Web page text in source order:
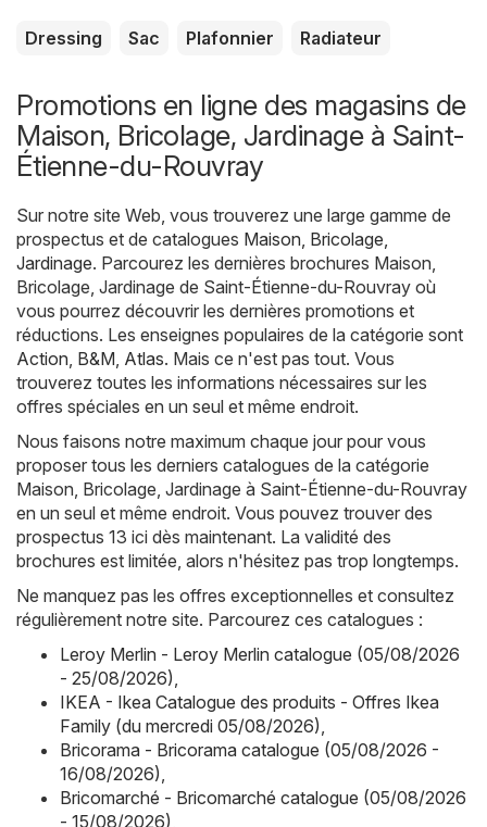
Dressing Sac Plafonnier Radiateur
Promotions en ligne des magasins de
Maison, Bricolage, Jardinage à Saint-
Étienne-du-Rouvray
Sur notre site Web, vous trouverez une large gamme de
prospectus et de catalogues Maison, Bricolage,
Jardinage. Parcourez les dernières brochures Maison,
Bricolage, Jardinage de Saint-Étienne-du-Rouvray où
vous pourrez découvrir les dernières promotions et
réductions. Les enseignes populaires de la catégorie sont
Action, B&M, Atlas. Mais ce n'est pas tout. Vous
trouverez toutes les informations nécessaires sur les
offres spéciales en un seul et même endroit.
Nous faisons notre maximum chaque jour pour vous
proposer tous les derniers catalogues de la catégorie
Maison, Bricolage, Jardinage à Saint-Étienne-du-Rouvray
en un seul et même endroit. Vous pouvez trouver des
prospectus 13 ici dès maintenant. La validité des
brochures est limitée, alors n'hésitez pas trop longtemps.
Ne manquez pas les offres exceptionnelles et consultez
régulièrement notre site. Parcourez ces catalogues :
Leroy Merlin - Leroy Merlin catalogue (05/08/2026
- 25/08/2026),
IKEA - Ikea Catalogue des produits - Offres Ikea
Family (du mercredi 05/08/2026),
Bricorama - Bricorama catalogue (05/08/2026 -
16/08/2026),
Bricomarché - Bricomarché catalogue (05/08/2026
- 15/08/2026),